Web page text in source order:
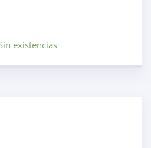
existencias